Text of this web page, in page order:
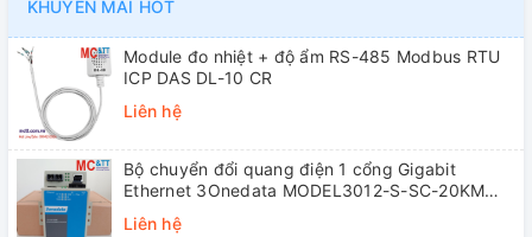
KHUYẾN MÃI HOT
Module đo nhiệt + độ ẩm RS-485 Modbus RTU
ICP DAS DL-10 CR
Liên hệ
Bộ chuyển đổi quang điện 1 cổng Gigabit
Ethernet 3Onedata MODEL3012-S-SC-20KM
Liên hệ